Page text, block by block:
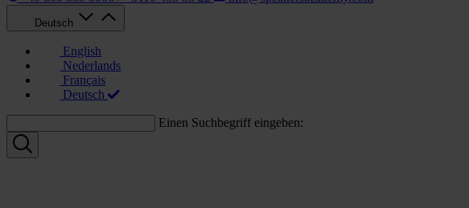
Deutsch
English
Nederlands
Français
Deutsch
Einen Suchbegriff eingeben: